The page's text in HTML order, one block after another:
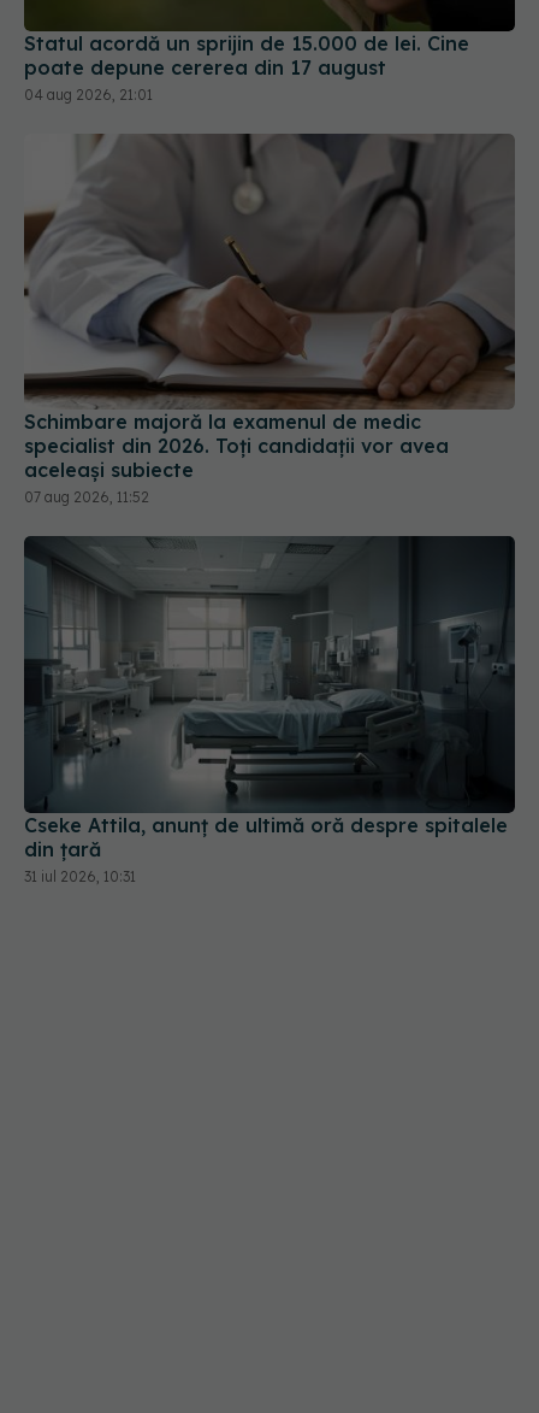
Statul acordă un sprijin de 15.000 de lei. Cine
poate depune cererea din 17 august
04 aug 2026, 21:01
Schimbare majoră la examenul de medic
specialist din 2026. Toți candidații vor avea
aceleași subiecte
07 aug 2026, 11:52
Cseke Attila, anunț de ultimă oră despre spitalele
din țară
31 iul 2026, 10:31